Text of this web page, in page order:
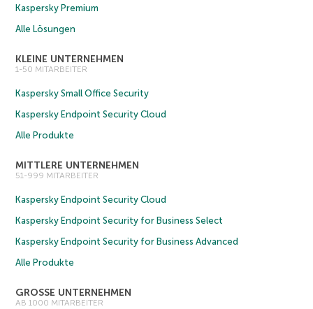
Kaspersky Premium
Alle Lösungen
KLEINE UNTERNEHMEN
1-50 MITARBEITER
Kaspersky Small Office Security
Kaspersky Endpoint Security Cloud
Alle Produkte
MITTLERE UNTERNEHMEN
51-999 MITARBEITER
Kaspersky Endpoint Security Cloud
Kaspersky Endpoint Security for Business Select
Kaspersky Endpoint Security for Business Advanced
Alle Produkte
GROSSE UNTERNEHMEN
AB 1000 MITARBEITER